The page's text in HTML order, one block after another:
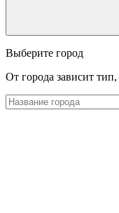
Выберите город
От города зависит